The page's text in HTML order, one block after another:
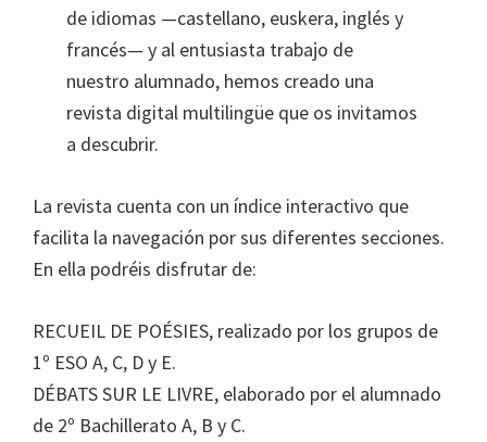
de idiomas —castellano, euskera, inglés y
francés— y al entusiasta trabajo de
nuestro alumnado, hemos creado una
revista digital multilingüe que os invitamos
a descubrir.
La revista cuenta con un índice interactivo que
facilita la navegación por sus diferentes secciones.
En ella podréis disfrutar de:
RECUEIL DE POÉSIES, realizado por los grupos de
1º ESO A, C, D y E.
DÉBATS SUR LE LIVRE, elaborado por el alumnado
de 2º Bachillerato A, B y C.